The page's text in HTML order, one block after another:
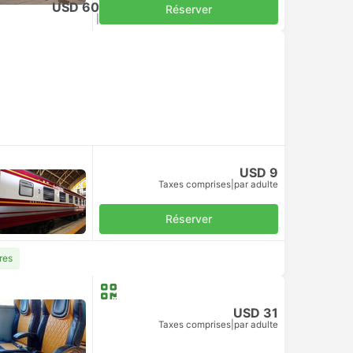
USD 60 Réserver
USD 9
Taxes comprises par adulte
Réserver
USD 31
Taxes comprises par adulte